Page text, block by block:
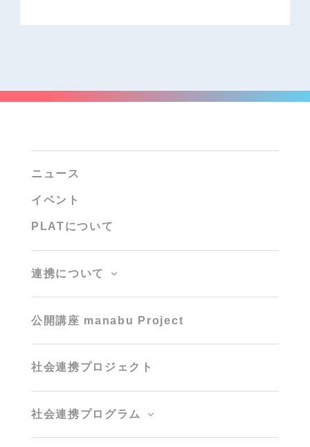
ニュース
イベント
PLATについて
連携について
公開講座 manabu Project
社会連携プロジェクト
社会連携プログラム